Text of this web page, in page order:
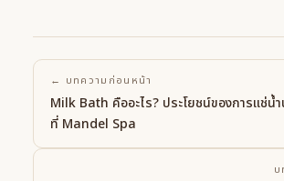
← บทความก่อนหน้า
Milk Bath คืออะไร? ประโยชน์ของการแช่น้
ที่ Mandel Spa